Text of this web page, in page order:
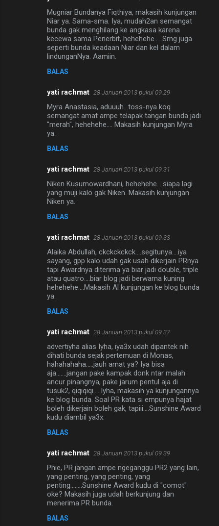
Mugniar Bundanya Fiqthiya, makasih kunjungan
Niar ya. Sama-sma. Iya, mudah2an semangat
bunda gak menghilang ke angkasa karena
kecewa sama Penerbit, hehehehe.... Smg juga
seperti bunda keadaan Niar dan kel dalam
lindunganNya. Aamiin.
BALAS
yati rachmat 28 Januari 2013 pukul 09.29
Myra Anastasia, aduuuh...toss-nya koq
semangat amat ampe telapak tangan bunda jadi
"merah", hehehehe.... Makasih kunjungan Myra
ya.
BALAS
yati rachmat 28 Januari 2013 pukul 09.31
Niken Kusumowardhani, hehehehe....siapa lagi
yang muji kalo gak Niken. Makasih kunjungan
Niken ya.
BALAS
yati rachmat 28 Januari 2013 pukul 09.33
Alaika Abdullah, ckckckckck....segitunya....iya
sayang, gpp kalo udah gak usah dikerjain PRnya
tapi Awardnya diterima ya biar jadi double, triple
atau quatro....biar blog jadi berwarna kuning
hehehehe....Makasih Al kunjungan ke blog bunda
ya.
BALAS
yati rachmat 28 Januari 2013 pukul 09.37
advertiyha alias Iyha, iya3x udah dipantek nih
dihati bunda sejak pertemuan di Monas,
hahahahaha.....jauh amat ya? Iya bisa
aja.......jangan pake kampak donk ntar malah
ancur pinangnya, pake jarum pentul aja di
tusuk2, qiqiqiqi.....Iyha, makasih ya kunjungannya
ke blog bunda. Soal PR kata si empunya hajat
boleh dikerjain boleh gak, tapiii....Sunshine Award
kudu diambil ya3x.
BALAS
yati rachmat 28 Januari 2013 pukul 09.39
Phie, PR jangan ampe ngeganggu PR2 yang lain,
yang penting, yang penting, yang
penting........Sunshine Award kudu di "comot"
oke? Makasih juga udah berkunjung dan
menerima PR bunda.
BALAS